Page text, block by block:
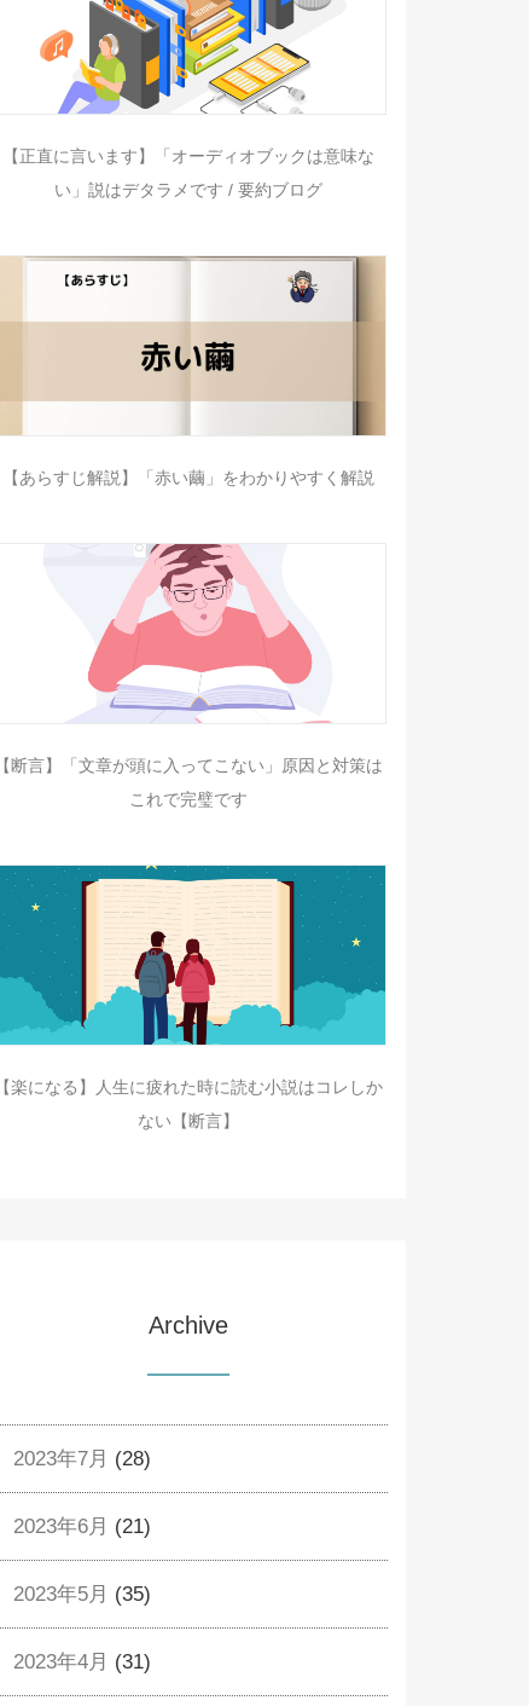
【正直に言います】「オーディオブックは意味な
い」説はデタラメです / 要約ブログ
【あらすじ解説】「赤い繭」をわかりやすく解説
【断言】「文章が頭に入ってこない」原因と対策は
これで完璧です
【楽になる】人生に疲れた時に読む小説はコレしか
ない【断言】
Archive
2023年7月 (28)
2023年6月 (21)
2023年5月 (35)
2023年4月 (31)